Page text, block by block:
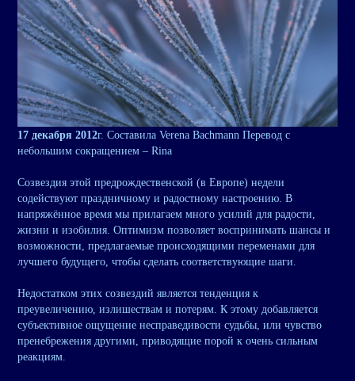
17 декабря 2012г. Составила Verena Bachmann Перевод с
небольшим сокращением – Rina
Созвездия этой предрождественской (в Европе) недели
содействуют праздничному и радостному настроению. В
напряжённое время мы прилагаем много усилий для радости,
жизни и изобилия. Оптимизм позволяет воспринимать шансы и
возможности, предлагаемые происходящими переменами для
лучшего будущего, чтобы сделать соответствующие шаги.
Недостатком этих созвездий является тенденция к
преувеличению, излишествам и потерям. К этому добавляется
субъективное ощущение несправедивости судьбы, или чувство
пренебрежения другими, приводящие порой к очень сильным
реакциям.